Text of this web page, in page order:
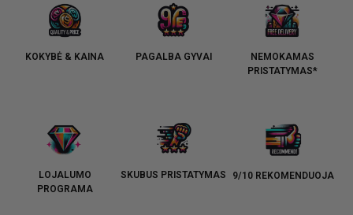
KOKYBĖ & KAINA PAGALBA GYVAI
NEMOKAMAS
PRISTATYMAS*
LOJALUMO
PROGRAMA
SKUBUS PRISTATYMAS 9/10 REKOMENDUOJA